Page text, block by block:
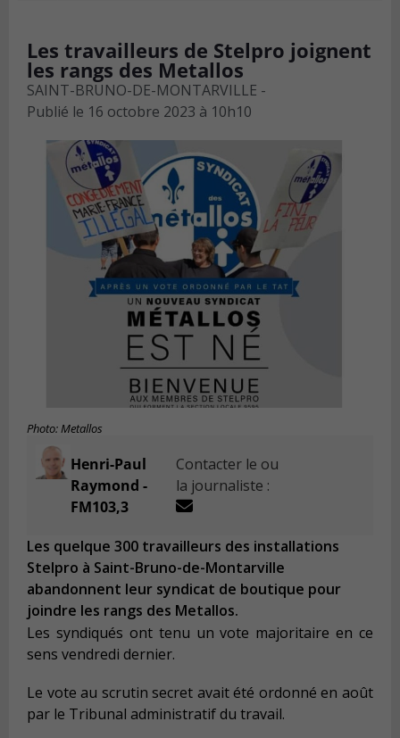
Les travailleurs de Stelpro joignent
les rangs des Metallos
SAINT-BRUNO-DE-MONTARVILLE -
Publié le 16 octobre 2023 à 10h10
Photo: Metallos
Henri-Paul
Raymond -
FM103,3
Contacter le ou
la journaliste :
Les quelque 300 travailleurs des installations
Stelpro à Saint-Bruno-de-Montarville
abandonnent leur syndicat de boutique pour
joindre les rangs des Metallos.
Les syndiqués ont tenu un vote majoritaire en ce
sens vendredi dernier.
Le vote au scrutin secret avait été ordonné en août
par le Tribunal administratif du travail.